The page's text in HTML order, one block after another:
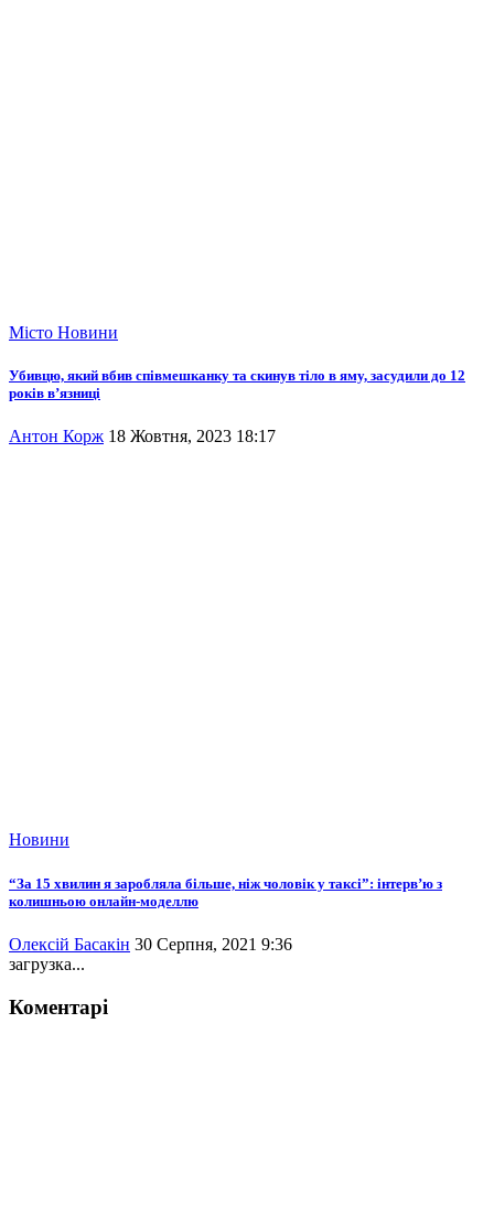
Місто Новини
Убивцю, який вбив співмешканку та скинув тіло в яму, засудили до 12
років в’язниці
Антон Корж 18 Жовтня, 2023 18:17
Новини
“За 15 хвилин я заробляла більше, ніж чоловік у таксі”: інтерв’ю з
колишньою онлайн-моделлю
Олексій Басакін 30 Серпня, 2021 9:36
загрузка...
Коментарі